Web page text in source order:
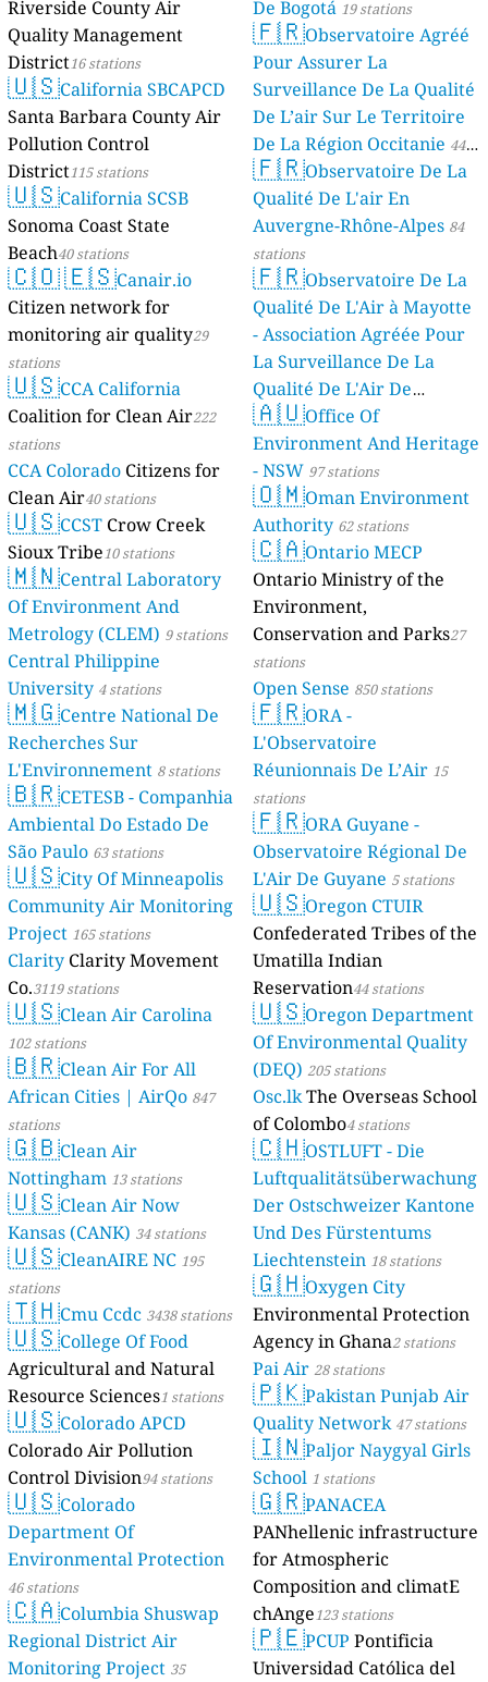
Riverside County Air
Quality Management
District16 stations
🇺🇸California SBCAPCD
Santa Barbara County Air
Pollution Control
District115 stations
🇺🇸California SCSB
Sonoma Coast State
Beach40 stations
🇨🇴🇪🇸Canair.io
Citizen network for
monitoring air quality29
stations
🇺🇸CCA California
Coalition for Clean Air222
stations
CCA Colorado Citizens for
Clean Air40 stations
🇺🇸CCST Crow Creek
Sioux Tribe10 stations
🇲🇳Central Laboratory
Of Environment And
Metrology (CLEM) 9 stations
Central Philippine
University 4 stations
🇲🇬Centre National De
Recherches Sur
L'Environnement 8 stations
🇧🇷CETESB - Companhia
Ambiental Do Estado De
São Paulo 63 stations
🇺🇸City Of Minneapolis
Community Air Monitoring
Project 165 stations
Clarity Clarity Movement
Co.3119 stations
🇺🇸Clean Air Carolina
102 stations
🇧🇷Clean Air For All
African Cities | AirQo 847
stations
🇬🇧Clean Air
Nottingham 13 stations
🇺🇸Clean Air Now
Kansas (CANK) 34 stations
🇺🇸CleanAIRE NC 195
stations
🇹🇭Cmu Ccdc 3438 stations
🇺🇸College Of Food
Agricultural and Natural
Resource Sciences1 stations
🇺🇸Colorado APCD
Colorado Air Pollution
Control Division94 stations
🇺🇸Colorado
Department Of
Environmental Protection
46 stations
🇨🇦Columbia Shuswap
Regional District Air
Monitoring Project 35
De Bogotá 19 stations
🇫🇷Observatoire Agréé
Pour Assurer La
Surveillance De La Qualité
De L’air Sur Le Territoire
De La Région Occitanie 44
stations
🇫🇷Observatoire De La
Qualité De L'air En
Auvergne-Rhône-Alpes 84
stations
🇫🇷Observatoire De La
Qualité De L'Air à Mayotte
- Association Agréée Pour
La Surveillance De La
Qualité De L'Air De
Mayotte 4 stations
🇦🇺Office Of
Environment And Heritage
- NSW 97 stations
🇴🇲Oman Environment
Authority 62 stations
🇨🇦Ontario MECP
Ontario Ministry of the
Environment,
Conservation and Parks27
stations
Open Sense 850 stations
🇫🇷ORA -
L'Observatoire
Réunionnais De L’Air 15
stations
🇫🇷ORA Guyane -
Observatoire Régional De
L'Air De Guyane 5 stations
🇺🇸Oregon CTUIR
Confederated Tribes of the
Umatilla Indian
Reservation44 stations
🇺🇸Oregon Department
Of Environmental Quality
(DEQ) 205 stations
Osc.lkThe Overseas School
of Colombo4 stations
🇨🇭OSTLUFT - Die
Luftqualitätsüberwachung
Der Ostschweizer Kantone
Und Des Fürstentums
Liechtenstein 18 stations
🇬🇭Oxygen City
Environmental Protection
Agency in Ghana2 stations
Pai Air 28 stations
🇵🇰Pakistan Punjab Air
Quality Network 47 stations
🇮🇳Paljor Naygyal Girls
School 1 stations
🇬🇷PANACEA
PANhellenic infrastructure
for Atmospheric
Composition and climatE
chAnge123 stations
🇵🇪PCUP Pontificia
Universidad Católica del